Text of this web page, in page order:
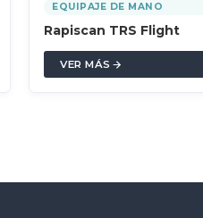
EQUIPAJE DE MANO
Rapiscan TRS Flight
VER MÁS